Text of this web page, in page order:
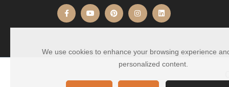
We use cookies to enhance your browsing experience
personalized content.